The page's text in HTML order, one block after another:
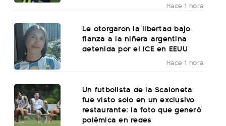
Hace 1 hora
Le otorgaron la libertad bajo
fianza a la niñera argentina
detenida por el ICE en EEUU
Hace 1 hora
Un futbolista de la Scaloneta
fue visto solo en un exclusivo
restaurante: la foto que generó
polémica en redes